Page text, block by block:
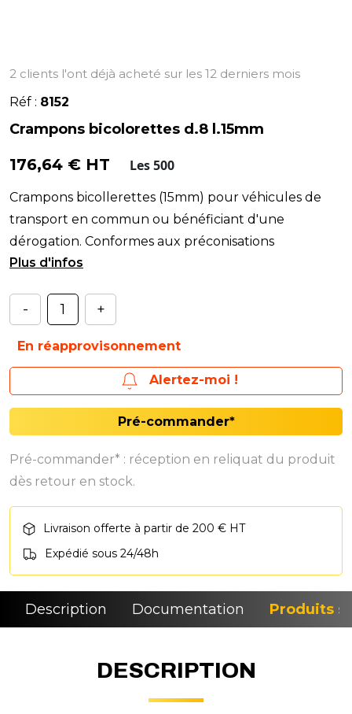
2 clients l'ont déjà acheté sur les 12 derniers mois
Réf : 8152
Crampons bicolorettes d.8 l.15mm
176,64 € HT Les 500
Crampons bicollerettes (15mm) pour véhicules de
transport en commun ou bénéficiant d'une
dérogation. Conformes aux préconisations
MICHELIN.
- +
En réapprovisonnement
Alertez-moi !
Pré-commander*
Pré-commander* : réception en reliquat du produit
dès retour en stock.
Livraison offerte à partir de 200 € HT
Expédié sous 24/48h
Description Documentation Produits
DESCRIPTION